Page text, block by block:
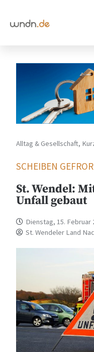
Alltag & Gesellschaft,
SCHEIBEN
St. Wendel:
Unfall gebaut
Dienstag, 15. Februar
St. Wendeler Land